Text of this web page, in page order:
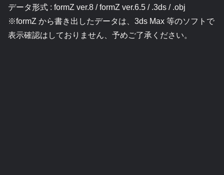
データ形式 : formZ ver.8 / formZ ver.6.5 / .3ds / .obj
※formZ から書き出したデータは、3ds Max 等のソフトで
表示確認はしておりません、予めご了承ください。